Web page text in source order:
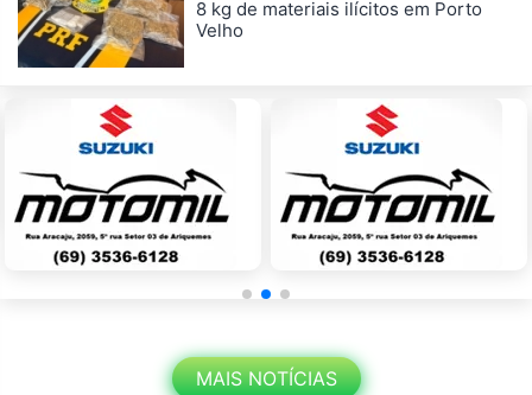
8 kg de materiais ilícitos em Porto
Velho
MAIS NOTÍCIAS